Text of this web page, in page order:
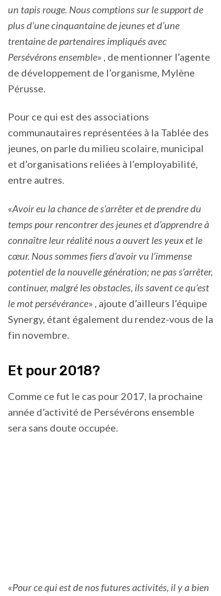
un tapis rouge. Nous comptions sur le support de
plus d’une cinquantaine de jeunes et d’une
trentaine de partenaires impliqués avec
Persévérons ensemble» , de mentionner l’agente
de développement de l’organisme, Mylène
Pérusse.
Pour ce qui est des associations
communautaires représentées à la Tablée des
jeunes, on parle du milieu scolaire, municipal
et d’organisations reliées à l’employabilité,
entre autres.
«Avoir eu la chance de s’arrêter et de prendre du
temps pour rencontrer des jeunes et d’apprendre à
connaître leur réalité nous a ouvert les yeux et le
cœur. Nous sommes fiers d’avoir vu l’immense
potentiel de la nouvelle génération; ne pas s’arrêter,
continuer, malgré les obstacles, ils savent ce qu’est
le mot persévérance» , ajoute d’ailleurs l’équipe
Synergy, étant également du rendez-vous de la
fin novembre.
Et pour 2018?
Comme ce fut le cas pour 2017, la prochaine
année d’activité de Persévérons ensemble
sera sans doute occupée.
«Pour ce qui est de nos futures activités, il y a bien